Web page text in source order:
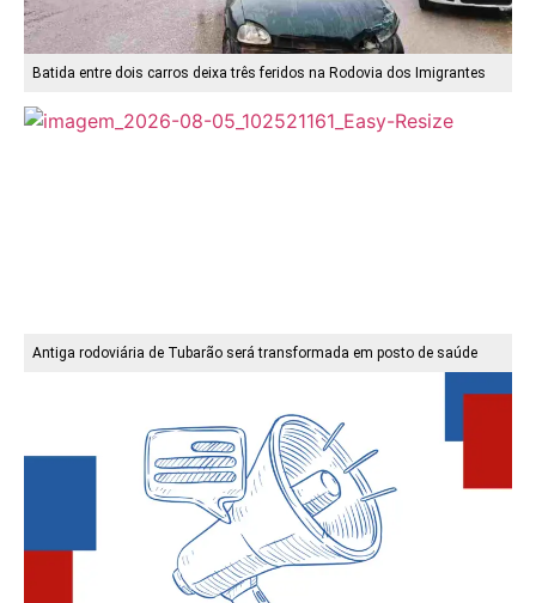
Batida entre dois carros deixa três feridos na Rodovia dos Imigrantes
Antiga rodoviária de Tubarão será transformada em posto de saúde